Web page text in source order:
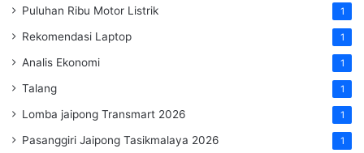
Puluhan Ribu Motor Listrik 1
Rekomendasi Laptop 1
Analis Ekonomi 1
Talang 1
Lomba jaipong Transmart 2026 1
Pasanggiri Jaipong Tasikmalaya 2026 1